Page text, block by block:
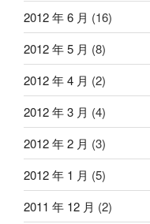
2012 年 6 月 (16)
2012 年 5 月 (8)
2012 年 4 月 (2)
2012 年 3 月 (4)
2012 年 2 月 (3)
2012 年 1 月 (5)
2011 年 12 月 (2)